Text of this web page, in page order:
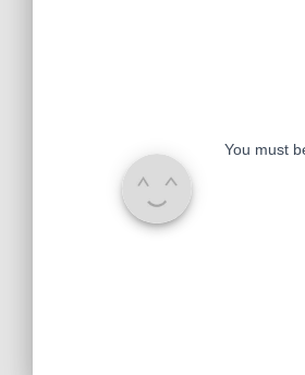
You must